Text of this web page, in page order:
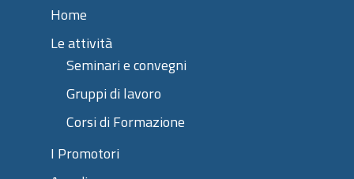
Home
Le attività
Seminari e convegni
Gruppi di lavoro
Corsi di Formazione
I Promotori